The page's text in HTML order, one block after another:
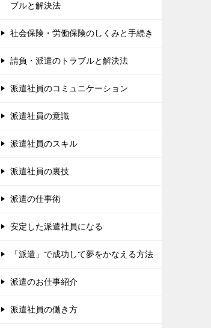
ブルと解決法
社会保険・労働保険のしくみと手続き
請負・派遣のトラブルと解決法
派遣社員のコミュニケーション
派遣社員の意識
派遣社員のスキル
派遣社員の裏技
派遣の仕事術
安定した派遣社員になる
「派遣」で成功して夢をかなえる方法
派遣のお仕事紹介
派遣社員の働き方